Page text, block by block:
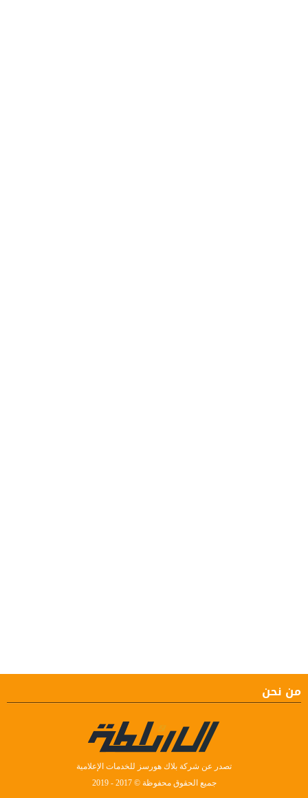
من نحن
تصدر عن شركة بلاك هورسز للخدمات الإعلامية
جميع الحقوق محفوظة © 2017 - 2019